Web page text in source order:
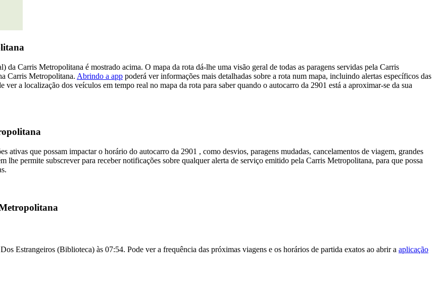
Carris Metropolitana é mostrado acima. O mapa da rota dá-lhe uma visão geral de todas as paragens servidas pela Carris
Carris Metropolitana. Abrindo a app poderá ver informações mais detalhadas sobre a rota num mapa, incluindo alertas específicos das
a localização dos veículos em tempo real no mapa da rota para saber quando o autocarro da 2901 está a aproximar-se da sua
ativas que possam impactar o horário do autocarro da 2901 , como desvios, paragens mudadas, cancelamentos de viagem, grandes
lhe permite subscrever para receber notificações sobre qualquer alerta de serviço emitido pela Carris Metropolitana, para que possa
Estrangeiros (Biblioteca) às 07:54. Pode ver a frequência das próximas viagens e os horários de partida exatos ao abrir a aplicação